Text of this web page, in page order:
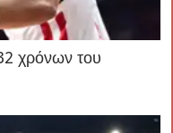
χρόνων του